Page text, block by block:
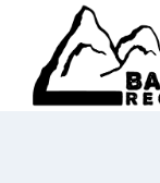
springen